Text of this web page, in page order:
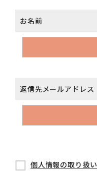
お名前
返信先メールアドレス
個人情報の取り扱い